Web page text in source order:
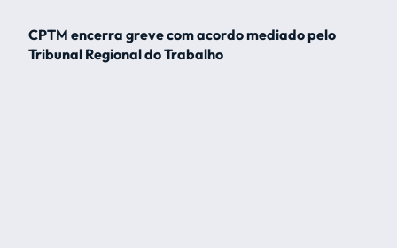
CPTM encerra greve com acordo mediado pelo
Tribunal Regional do Trabalho